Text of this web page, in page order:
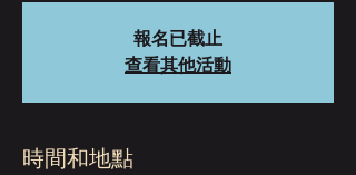
報名已截止
查看其他活動
時間和地點